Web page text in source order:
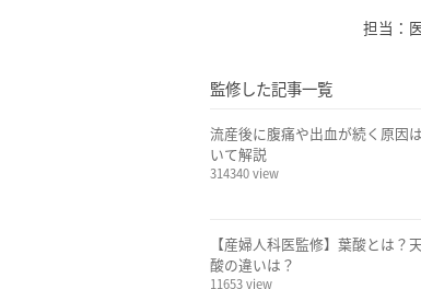
担当：
監修した記事一覧
流産後に腹痛や出血が続く原因
いて解説
314340 view
【産婦人科医監修】葉酸とは
酸の違いは？
11653 view